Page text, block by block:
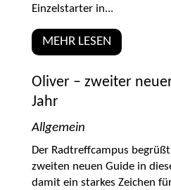
Einzelstarter in...
MEHR LESEN
Oliver – zweiter
Jahr
Allgemein
Der Radtreffcampus
zweiten neuen Guide in
damit ein starkes Zeichen